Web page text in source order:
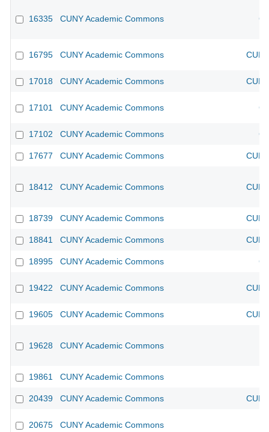
16335 CUNY Academic Commons
16795 CUNY Academic Commons
17018 CUNY Academic Commons
17101 CUNY Academic Commons
17102 CUNY Academic Commons
17677 CUNY Academic Commons
18412 CUNY Academic Commons
18739 CUNY Academic Commons
18841 CUNY Academic Commons
18995 CUNY Academic Commons
19422 CUNY Academic Commons
19605 CUNY Academic Commons
19628 CUNY Academic Commons
19861 CUNY Academic Commons
20439 CUNY Academic Commons
20675 CUNY Academic Commons